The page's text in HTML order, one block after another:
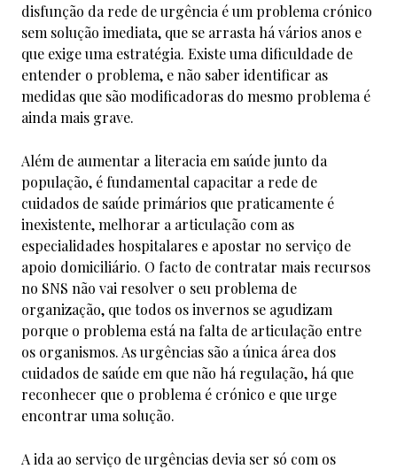
disfunção da rede de urgência é um problema crónico
sem solução imediata, que se arrasta há vários anos e
que exige uma estratégia. Existe uma dificuldade de
entender o problema, e não saber identificar as
medidas que são modificadoras do mesmo problema é
ainda mais grave.
Além de aumentar a literacia em saúde junto da
população, é fundamental capacitar a rede de
cuidados de saúde primários que praticamente é
inexistente, melhorar a articulação com as
especialidades hospitalares e apostar no serviço de
apoio domiciliário. O facto de contratar mais recursos
no SNS não vai resolver o seu problema de
organização, que todos os invernos se agudizam
porque o problema está na falta de articulação entre
os organismos. As urgências são a única área dos
cuidados de saúde em que não há regulação, há que
reconhecer que o problema é crónico e que urge
encontrar uma solução.
A ida ao serviço de urgências devia ser só com os